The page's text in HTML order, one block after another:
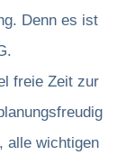
Denn es ist
freie Zeit zur
alle wichtigen